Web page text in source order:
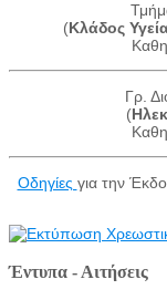
(Κλάδος
Γρ.
(
Οδηγίες για την
Έντυπα - Αιτήσεις